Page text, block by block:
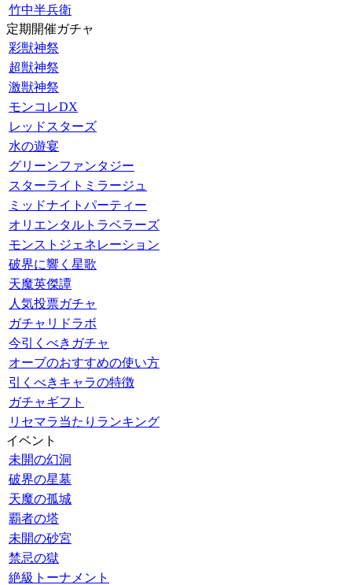
竹中半兵衛
定期開催ガチャ
彩獣神祭
超獣神祭
激獣神祭
モンコレDX
レッドスターズ
水の遊宴
グリーンファンタジー
スターライトミラージュ
ミッドナイトパーティー
オリエンタルトラベラーズ
モンストジェネレーション
破界に響く星歌
天魔英傑譚
人気投票ガチャ
ガチャリドラボ
今引くべきガチャ
オーブのおすすめの使い方
引くべきキャラの特徴
ガチャギフト
リセマラ当たりランキング
イベント
未開の幻洞
破界の星墓
天魔の孤城
覇者の塔
未開の砂宮
禁忌の獄
絶級トーナメント